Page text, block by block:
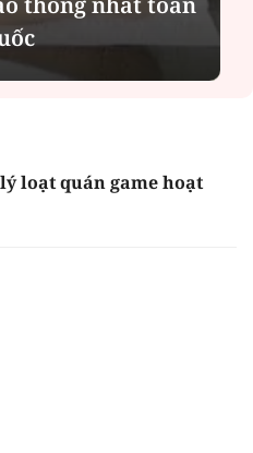
loạt quán game hoạt